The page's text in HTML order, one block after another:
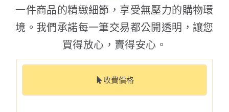
一件商品的精緻細節，享受無壓力的購物環
境。我們承諾每一筆交易都公開透明，讓您
買得放心，賣得安心。
收費價格